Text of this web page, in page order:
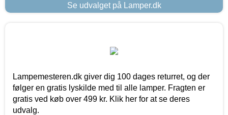
Se udvalget på Lamper.dk
Lampemesteren.dk giver dig 100 dages returret, og der
følger en gratis lyskilde med til alle lamper. Fragten er
gratis ved køb over 499 kr. Klik her for at se deres
udvalg.